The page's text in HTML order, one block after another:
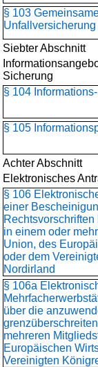
§ 103
Unfallversicherung
Siebter Abschnitt
Sicherung
§ 104
§ 105
Achter Abschnitt
Elektronisches
§ 106
einer
in einem oder
Union, des
oder dem
Nordirland
§ 106a
über die
mehreren
Europäischen
Vereinigten